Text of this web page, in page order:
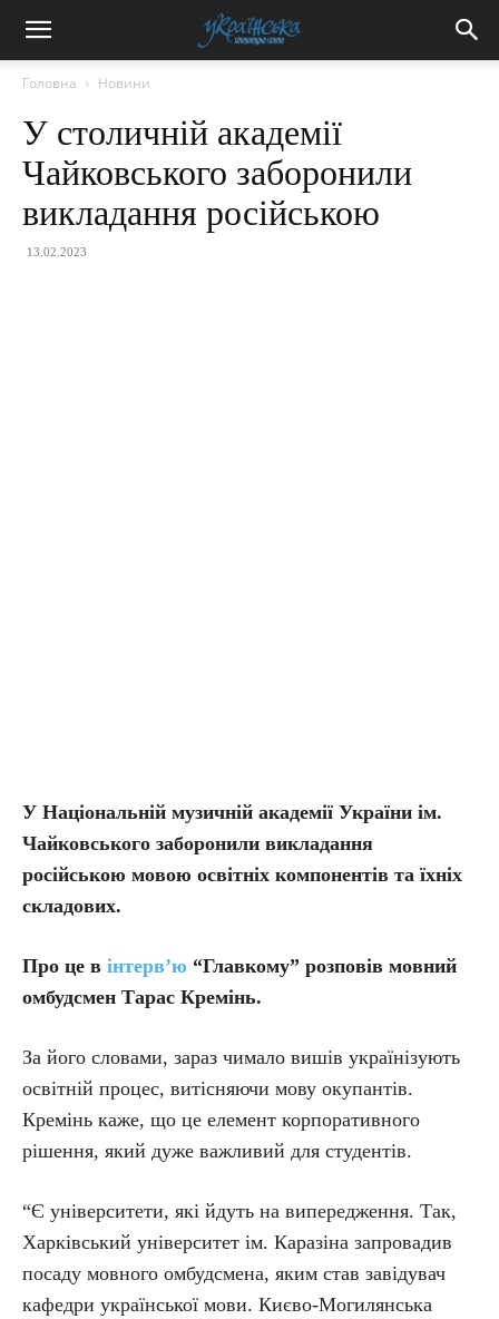
Головна Новини
У столичній академії
Чайковського заборонили
викладання російською
13.02.2023
У Національній музичній академії України ім.
Чайковського заборонили викладання
російською мовою освітніх компонентів та їхніх
складових.
Про це в інтерв’ю “Главкому” розповів мовний
омбудсмен Тарас Кремінь.
За його словами, зараз чимало вишів українізують
освітній процес, витісняючи мову окупантів.
Кремінь каже, що це елемент корпоративного
рішення, який дуже важливий для студентів.
“Є університети, які йдуть на випередження. Так,
Харківський університет ім. Каразіна запровадив
посаду мовного омбудсмена, яким став завідувач
кафедри української мови. Києво-Могилянська